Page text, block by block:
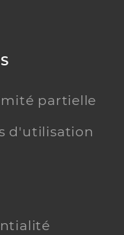
partielle
d'utilisation